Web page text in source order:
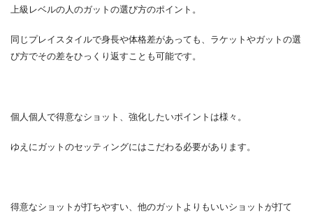
上級レベルの人のガットの選び方のポイント。
同じプレイスタイルで身長や体格差があっても、ラケットやガットの選
び方でその差をひっくり返すことも可能です。
個人個人で得意なショット、強化したいポイントは様々。
ゆえにガットのセッティングにはこだわる必要があります。
得意なショットが打ちやすい、他のガットよりもいいショットが打て